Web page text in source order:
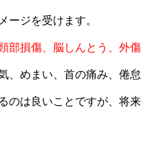
ージを受けます。
部損傷、脳しんとう、外
、めまい、首の痛み、倦
のは良いことですが、将